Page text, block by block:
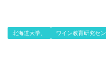
北海道大学、 ワイン教育研究セ